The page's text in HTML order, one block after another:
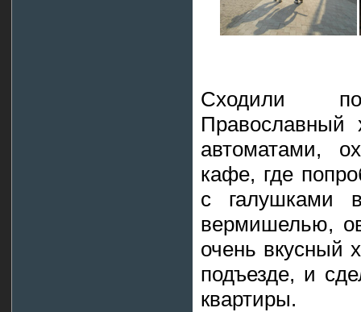
Сходили
автоматами,
кафе, где
с галушками
вермишелью,
очень вкусный
подъезде, и
квартиры.